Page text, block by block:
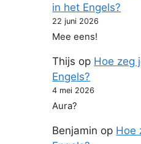
in het Engels?
22 juni 2026
Mee eens!
Thijs op Hoe zeg
Engels?
4 mei 2026
Aura?
Benjamin op Hoe